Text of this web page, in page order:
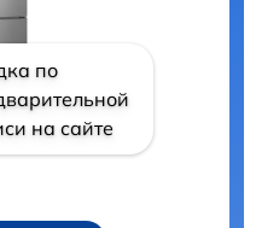
по
на сайте